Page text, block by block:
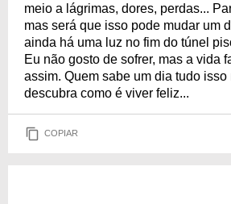
meio a lágrimas, dores, perdas...
mas será que isso pode mudar um
ainda há uma luz no fim do túnel
Eu não gosto de sofrer, mas a vida
assim. Quem sabe um dia tudo isso
descubra como é viver feliz...
COPIAR